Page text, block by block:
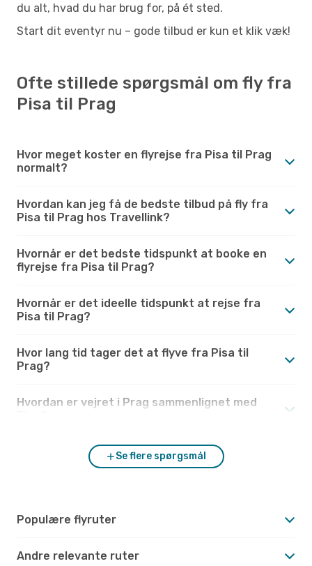
du alt, hvad du har brug for, på ét sted.
Start dit eventyr nu – gode tilbud er kun et klik væk!
Ofte stillede spørgsmål om fly fra
Pisa til Prag
Hvor meget koster en flyrejse fra Pisa til Prag
normalt?
Hvordan kan jeg få de bedste tilbud på fly fra
Pisa til Prag hos Travellink?
Hvornår er det bedste tidspunkt at booke en
flyrejse fra Pisa til Prag?
Hvornår er det ideelle tidspunkt at rejse fra
Pisa til Prag?
Hvor lang tid tager det at flyve fra Pisa til
Prag?
Hvordan er vejret i Prag sammenlignet med
Se flere spørgsmål
Populære flyruter
Andre relevante ruter